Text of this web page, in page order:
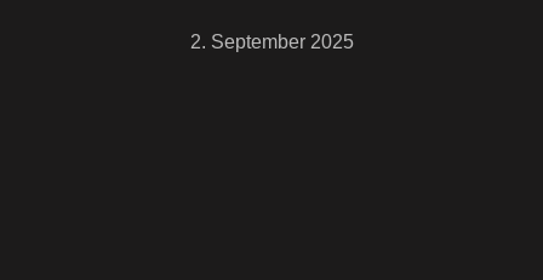
2. September 2025